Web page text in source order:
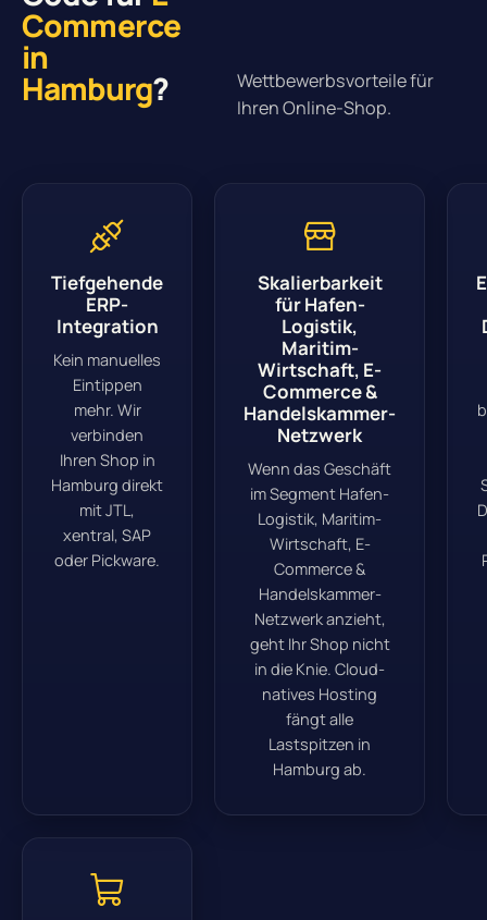
Commerce
in
Hamburg?
Wettbewerbsvorteile für
Ihren Online-Shop.
Tiefgehende
ERP-
Integration
Kein manuelles
Eintippen
mehr. Wir
verbinden
Ihren Shop in
Hamburg direkt
mit JTL,
xentral, SAP
oder Pickware.
Skalierbarkeit
für Hafen-
Logistik,
Maritim-
Wirtschaft, E-
Commerce &
Handelskammer-
Netzwerk
Wenn das Geschäft
im Segment Hafen-
Logistik, Maritim-
Wirtschaft, E-
Commerce &
Handelskammer-
Netzwerk anzieht,
geht Ihr Shop nicht
in die Knie. Cloud-
natives Hosting
fängt alle
Lastspitzen in
Hamburg ab.